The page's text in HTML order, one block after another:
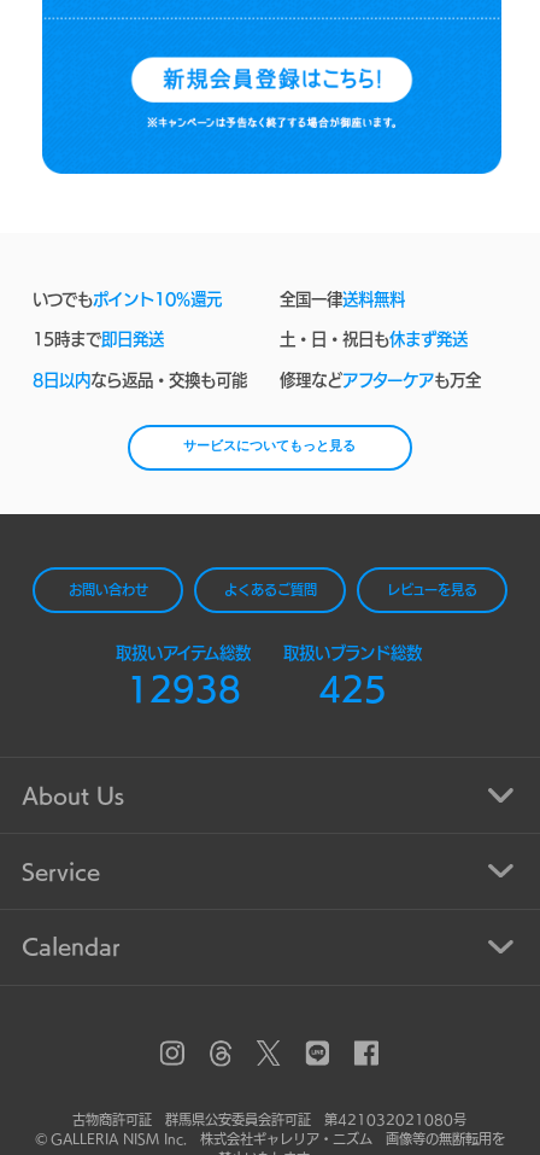
いつでもポイント10%還元 全国一律送料無料
15時まで即日発送 土・日・祝日も休まず発送
8日以内なら返品・交換も可能 修理などアフターケアも万全
サービスについてもっと見る
お問い合わせ よくあるご質問 レビューを見る
取扱いアイテム総数
12938
取扱いブランド総数
425
About Us
Service
Calendar
古物商許可証 群馬県公安委員会許可証 第421032021080号
© GALLERIA NISM Inc. 株式会社ギャレリア・ニズム 画像等の無断転用を